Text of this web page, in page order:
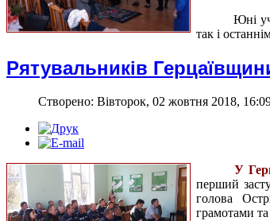
Юні
так і
Рятувальників
Створено: Вівторок, 02 жовтня 2018,
У
перший
голова
грамотами